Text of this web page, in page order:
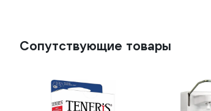
Сопутствующие товары